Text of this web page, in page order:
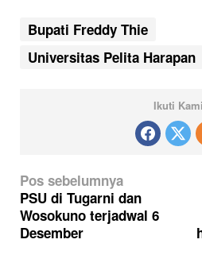
Bupati Freddy Thie
Universitas Pelita Harapan
Ikuti Kami
N
a
v
i
Pos sebelumnya
PSU di Tugarni dan
Wosokuno terjadwal 6
Desember